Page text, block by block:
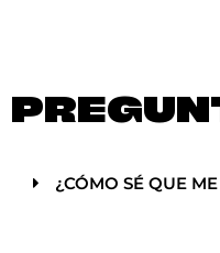
¿CÓMO SÉ QUE